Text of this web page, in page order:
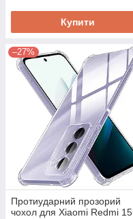
Купити
–27%
Протиударний прозорий
чохол для Xiaomi Redmi 15